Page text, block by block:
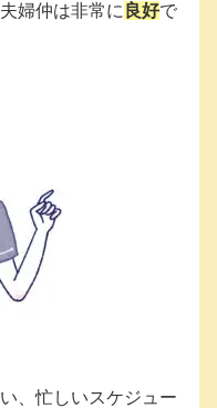
婦仲は非常に 良好で
、忙しいスケジュー